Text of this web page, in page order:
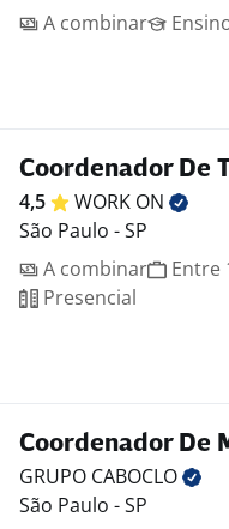
A combinar
Coordenador De
4,5 WORK ON
São Paulo - SP
A combinar
Entre
Presencial
Coordenador De
GRUPO CABOCLO
São Paulo - SP